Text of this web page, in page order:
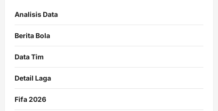
Analisis Data
Berita Bola
Data Tim
Detail Laga
Fifa 2026